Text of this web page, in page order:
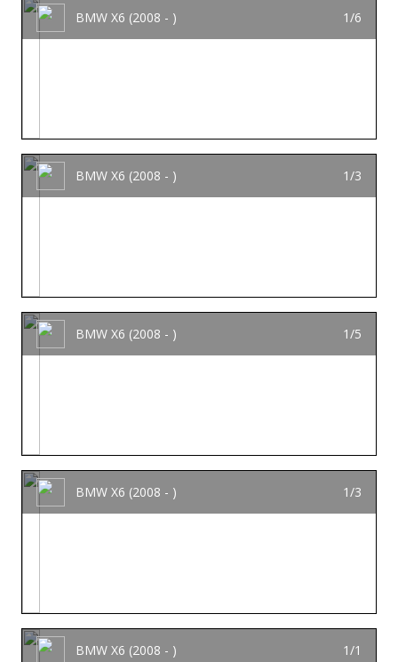
BMW X6 (2008 - ) 1/6
BMW X6 (2008 - ) 1/3
BMW X6 (2008 - ) 1/5
BMW X6 (2008 - ) 1/3
BMW X6 (2008 - ) 1/1